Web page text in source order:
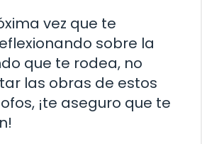
vez que te
sobre la
que te rodea, no
las obras de estos
¡te aseguro que te